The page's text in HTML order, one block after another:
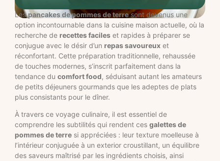
Lespancakes de pommes de terresont devenus une
option incontournable dans la cuisine maison actuelle, où la
recherche de recettes faciles et rapides à préparer se
conjugue avec le désir d’un repas savoureux et
réconfortant. Cette préparation traditionnelle, rehaussée
de touches modernes, s’inscrit parfaitement dans la
tendance du comfort food, séduisant autant les amateurs
de petits déjeuners gourmands que les adeptes de plats
plus consistants pour le dîner.
À travers ce voyage culinaire, il est essentiel de
comprendre les subtilités qui rendent ces galettes de
pommes de terre si appréciées : leur texture moelleuse à
l’intérieur conjuguée à un exterior croustillant, un équilibre
des saveurs maîtrisé par les ingrédients choisis, ainsi